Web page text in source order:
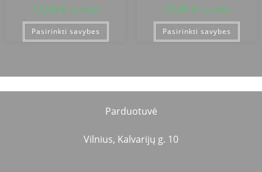
17,00 € su PVM
Pasirinkti savybes
17,00 € su PVM
Pasirinkti savybes
Parduotuvė
Vilnius, Kalvarijų g. 10